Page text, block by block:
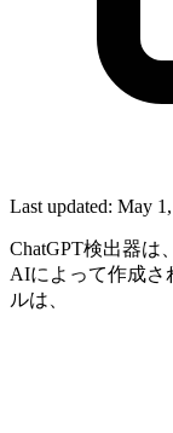
Last updated: May
ChatGPT検出器は
AIによって作成さ
ルは、